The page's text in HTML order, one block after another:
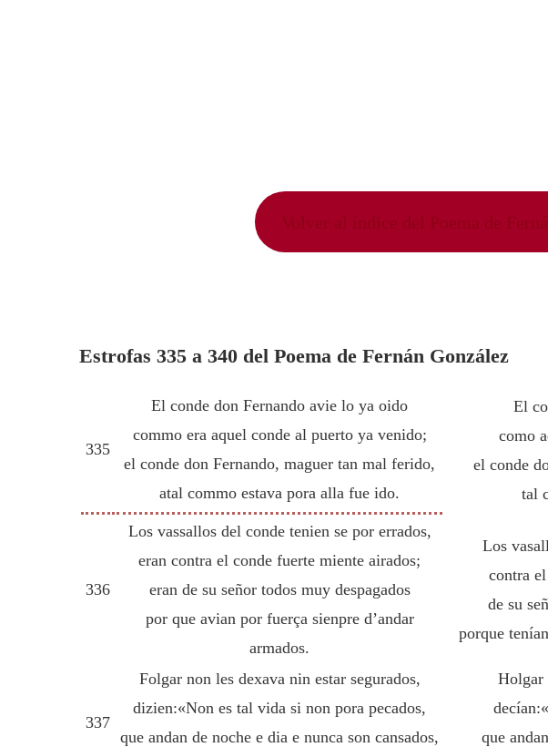
Estrofas 335 a 340 del Poema de Fernán González
335
El conde don Fernando avie lo ya oido
commo era aquel conde al puerto ya venido;
el conde don Fernando, maguer tan mal ferido,
atal commo estava pora alla fue ido.
El
como
el conde
tal
336
Los vassallos del conde tenien se por errados,
eran contra el conde fuerte miente airados;
eran de su señor todos muy despagados
por que avian por fuerça sienpre d’andar
armados.
Los
contra
de su
porque
337
Folgar non les dexava nin estar segurados,
dizien:«Non es tal vida si non pora pecados,
que andan de noche e dia e nunca son cansados,
Holgar
que